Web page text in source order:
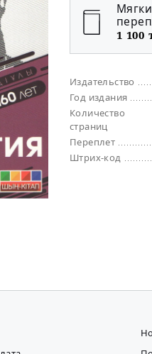
1 100
Издательство
Год издания
Количество
страниц
Переплет
Штрих-код